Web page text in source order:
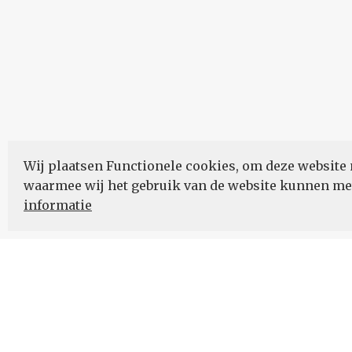
Wij plaatsen Functionele cookies, om deze
waarmee wij het gebruik van de website kunnen
informatie